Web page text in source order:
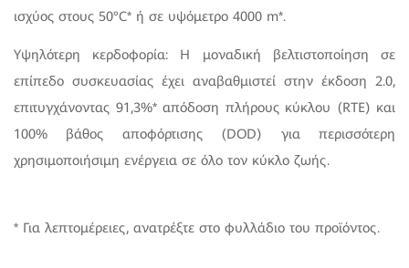
ισχύος στους 50°C* ή σε υψόμετρο 4000 m*.
Υψηλότερη κερδοφορία: Η μοναδική βελτιστοποίηση σε
επίπεδο συσκευασίας έχει αναβαθμιστεί στην έκδοση 2.0,
επιτυγχάνοντας 91,3%* απόδοση πλήρους κύκλου (RTE) και
100% βάθος αποφόρτισης (DOD) για περισσότερη
χρησιμοποιήσιμη ενέργεια σε όλο τον κύκλο ζωής.
* Για λεπτομέρειες, ανατρέξτε στο φυλλάδιο του προϊόντος.